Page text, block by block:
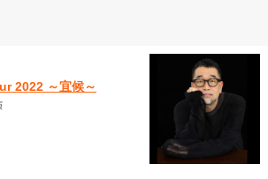
2022 ～宜候～